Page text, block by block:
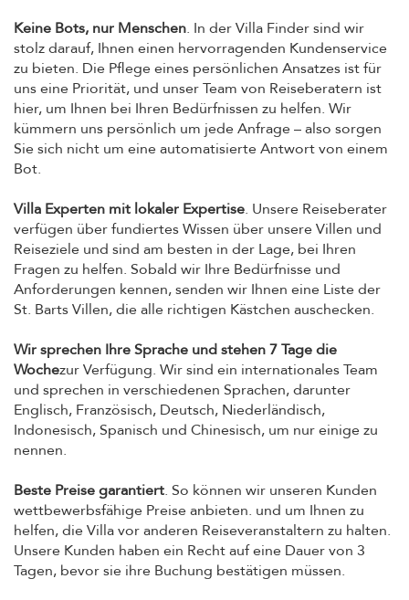
Keine Bots, nur Menschen. In der Villa Finder sind wir
stolz darauf, Ihnen einen hervorragenden Kundenservice
zu bieten. Die Pflege eines persönlichen Ansatzes ist für
uns eine Priorität, und unser Team von Reiseberatern ist
hier, um Ihnen bei Ihren Bedürfnissen zu helfen. Wir
kümmern uns persönlich um jede Anfrage – also sorgen
Sie sich nicht um eine automatisierte Antwort von einem
Bot.
Villa Experten mit lokaler Expertise. Unsere Reiseberater
verfügen über fundiertes Wissen über unsere Villen und
Reiseziele und sind am besten in der Lage, bei Ihren
Fragen zu helfen. Sobald wir Ihre Bedürfnisse und
Anforderungen kennen, senden wir Ihnen eine Liste der
St. Barts Villen, die alle richtigen Kästchen auschecken.
Wir sprechen Ihre Sprache und stehen 7 Tage die
Wochezur Verfügung. Wir sind ein internationales Team
und sprechen in verschiedenen Sprachen, darunter
Englisch, Französisch, Deutsch, Niederländisch,
Indonesisch, Spanisch und Chinesisch, um nur einige zu
nennen.
Beste Preise garantiert. So können wir unseren Kunden
wettbewerbsfähige Preise anbieten. und um Ihnen zu
helfen, die Villa vor anderen Reiseveranstaltern zu halten.
Unsere Kunden haben ein Recht auf eine Dauer von 3
Tagen, bevor sie ihre Buchung bestätigen müssen.